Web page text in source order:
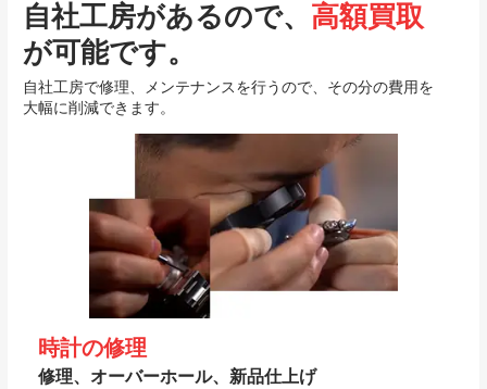
自社工房があるので、 高額買取
が可能です。
自社工房で修理、メンテナンスを行うので、その分の費用を
大幅に削減できます。
時計の修理
修理、オーバーホール、新品仕上げ